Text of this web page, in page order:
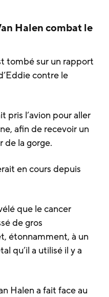
Halen combat le
tombé sur un rapport
contre le
pris l’avion pour aller
afin de recevoir un
de la gorge.
en cours depuis
que le cancer
de gros
étonnamment, à un
qu’il a utilisé il y a
Halen a fait face au